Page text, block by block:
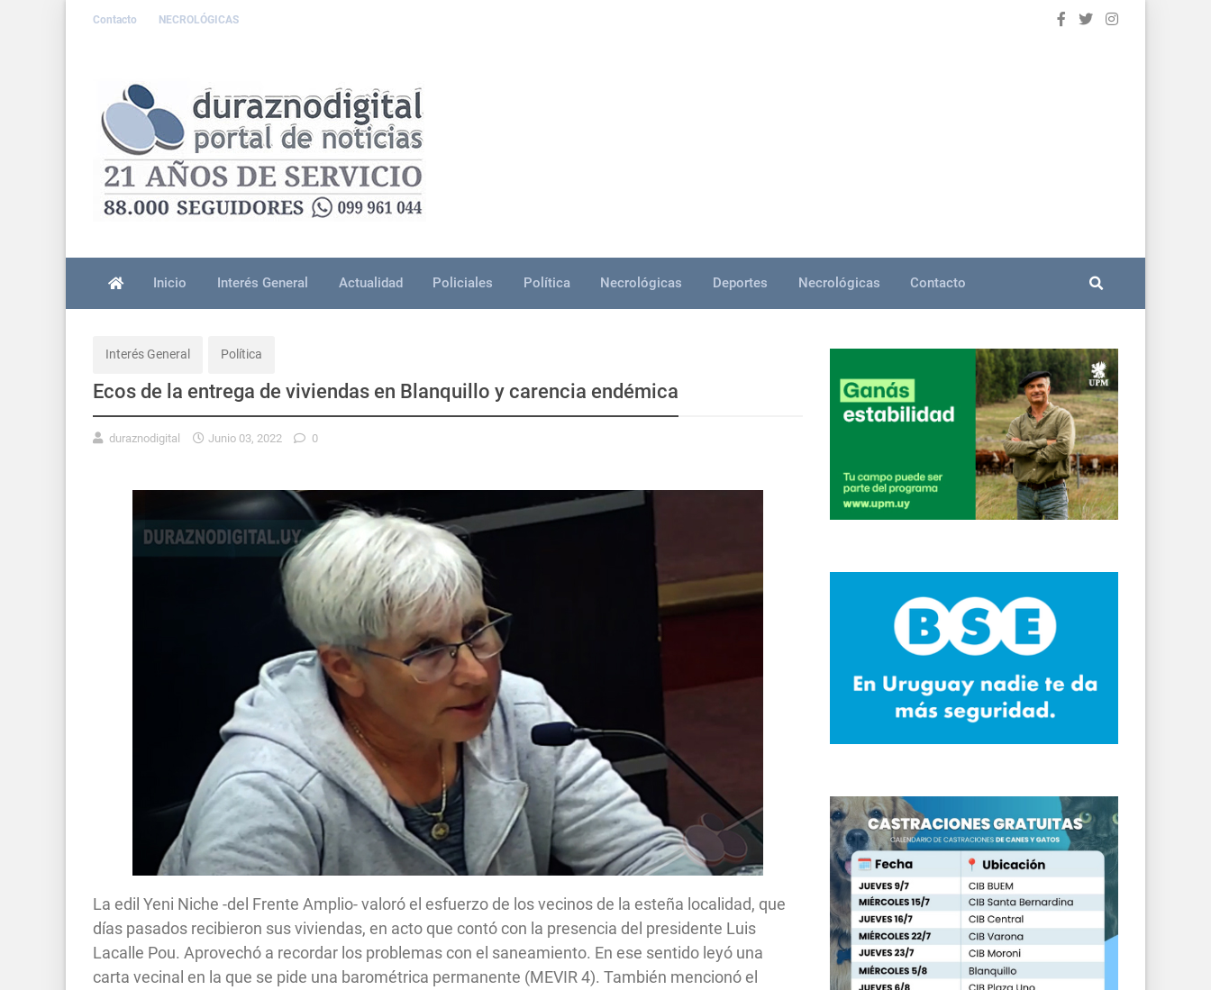
Contacto NECROLÓGICAS
Inicio Interés General Actualidad Policiales Política Necrológicas Deportes Necrológicas Contacto
Interés General Política
Ecos de la entrega de viviendas en Blanquillo y carencia endémica
duraznodigital Junio 03, 2022 0
La edil Yeni Niche -del Frente Amplio- valoró el esfuerzo de los vecinos de la esteña localidad, que
días pasados recibieron sus viviendas, en acto que contó con la presencia del presidente Luis
Lacalle Pou. Aprovechó a recordar los problemas con el saneamiento. En ese sentido leyó una
carta vecinal en la que se pide una barométrica permanente (MEVIR 4). También mencionó el